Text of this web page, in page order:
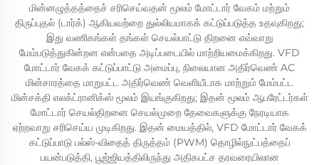
மின்னழுத்தத்தைச் சரிசெய்வதன் மூலம் மோட்டார் வேகம் மற்றும்
திருப்புதல் (டார்க்) ஆகியவற்றை துல்லியமாகக் கட்டுப்படுத்த உதவுகிறது;
இது வணிகங்கள் தங்கள் செயல்பாட்டு திறனை எவ்வாறு
மேம்படுத்துகின்றன என்பதை அடிப்படையில் மாற்றியமைக்கிறது. VFD
மோட்டார் வேகக் கட்டுப்பாட்டு அமைப்பு, நிலையான அதிர்வெண் AC
மின்சாரத்தை மாறுபட்ட அதிர்வெண் வெளியீடாக மாற்றும் மேம்பட்ட
மின்சக்தி எலக்ட்ரானிக்ஸ் மூலம் இயங்குகிறது; இதன் மூலம் ஆபரேட்டர்கள்
மோட்டார் செயல்திறனை செயல்முறை தேவைகளுக்கு நேரடியாக
ஏற்றவாறு சரிசெய்ய முடிகிறது. இதன் மையத்தில், VFD மோட்டார் வேகக்
கட்டுப்பாடு பல்ஸ்-விதைத் திருத்தம் (PWM) தொழில்நுட்பத்தைப்
பயன்படுத்தி, பூஜ்ஜியத்திலிருந்து அதிகபட்ச தரவரையிலான